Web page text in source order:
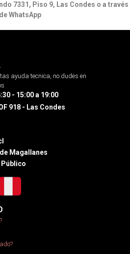
7331, Piso 9, Las Condes o a través
de WhatsApp
ayuda tecnica, no dudes en
- 15:00 a 19:00
918 - Las Condes
Magallanes